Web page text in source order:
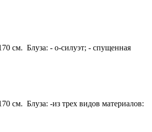
см. Блуза: - о-силуэт; - спущенная
см. Блуза: -из трех видов материалов: